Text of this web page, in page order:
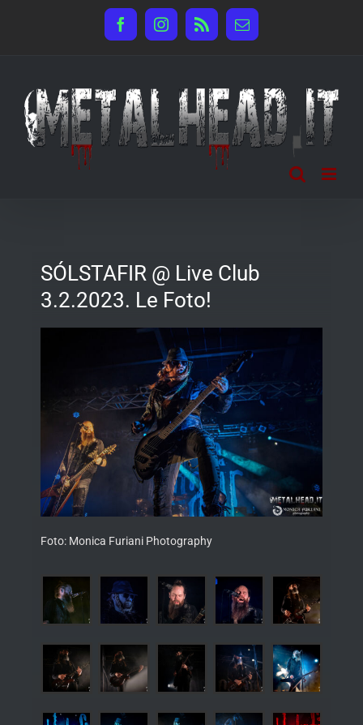
FacebookInstagram
Rss Email
SÓLSTAFIR @ Live Club
3.2.2023. Le Foto!
Foto: Monica Furiani Photography